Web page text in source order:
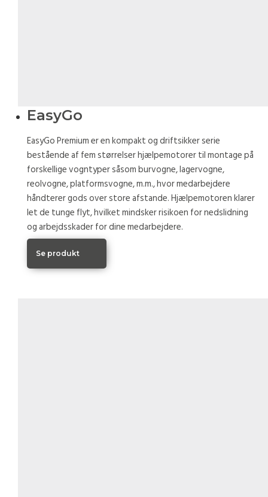
EasyGo
EasyGo Premium er en kompakt og driftsikker serie
bestående af fem størrelser hjælpemotorer til montage på
forskellige vogntyper såsom burvogne, lagervogne,
reolvogne, platformsvogne, m.m., hvor medarbejdere
håndterer gods over store afstande. Hjælpemotoren klarer
let de tunge flyt, hvilket mindsker risikoen for nedslidning
og arbejdsskader for dine medarbejdere.
Se produkt